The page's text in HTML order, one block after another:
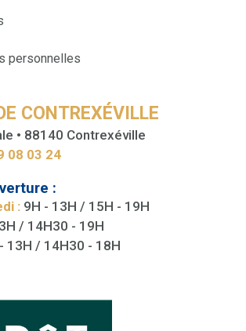
personnelles
CONTREXÉVILLE
• 88140 Contrexéville
08 03 24
:
: 9H - 13H / 15H - 19H
/ 14H30 - 19H
13H / 14H30 - 18H